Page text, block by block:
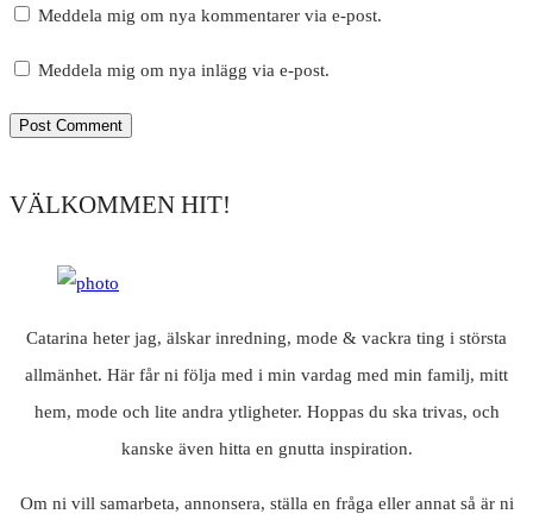
Meddela mig om nya kommentarer via e-post.
Meddela mig om nya inlägg via e-post.
VÄLKOMMEN HIT!
Catarina heter jag, älskar inredning, mode & vackra ting i största
allmänhet. Här får ni följa med i min vardag med min familj, mitt
hem, mode och lite andra ytligheter. Hoppas du ska trivas, och
kanske även hitta en gnutta inspiration.
Om ni vill samarbeta, annonsera, ställa en fråga eller annat så är ni